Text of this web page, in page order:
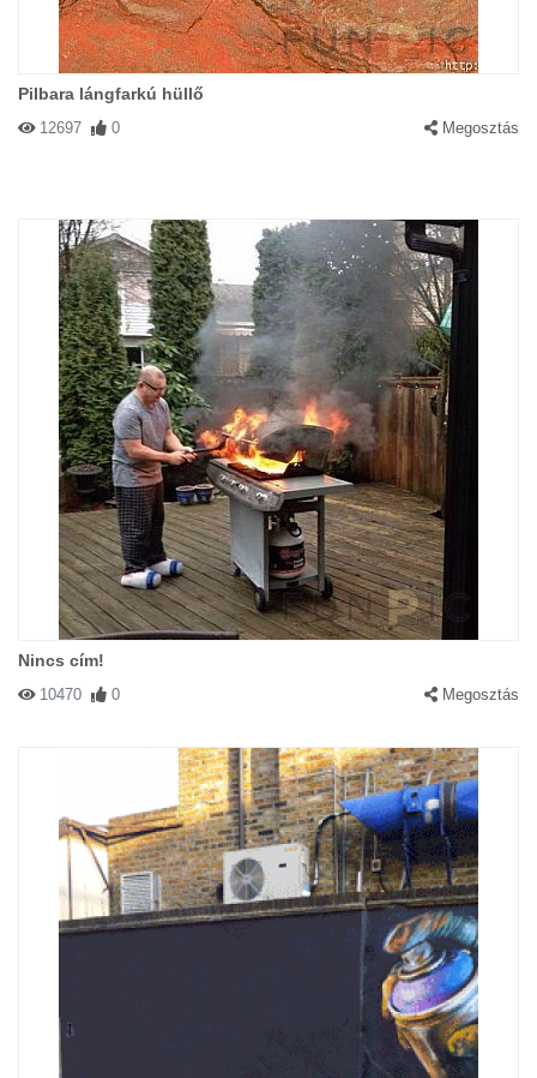
Pilbara lángfarkú hüllő
12697 0 Megosztás
Nincs cím!
10470 0 Megosztás